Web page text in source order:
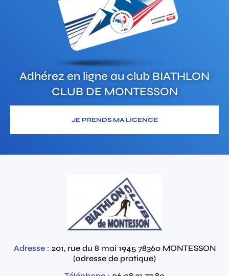
Adhérez en ligne au club BIATHLON
CLUB DE MONTESSON
JE PRENDS MA LICENCE
Adresse : 201, rue du 8 mai 1945 78360 MONTESSON
(adresse de pratique)